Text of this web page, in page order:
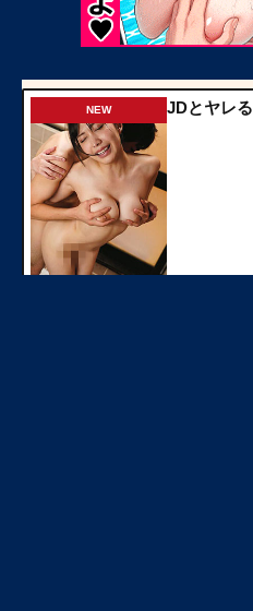
NEW JDとヤレる